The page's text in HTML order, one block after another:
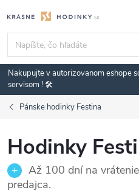
na
obsah
Nakupujte v autorizovanom eshope
servisom ! 🛠️
Pánske hodinky Festina
Hodinky
Až 100 dní na
predajca.